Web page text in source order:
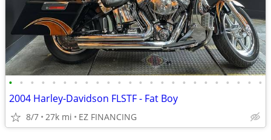
• • • • • • • • • • • • • • • • • • • • • • • •
2004 Harley-Davidson FLSTF - Fat Boy
8/7 27k mi EZ FINANCING